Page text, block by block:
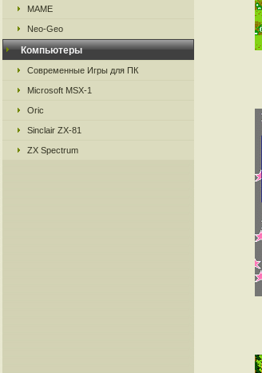
MAME
Neo-Geo
Компьютеры
Современные Игры для ПК
Microsoft MSX-1
Oric
Sinclair ZX-81
ZX Spectrum